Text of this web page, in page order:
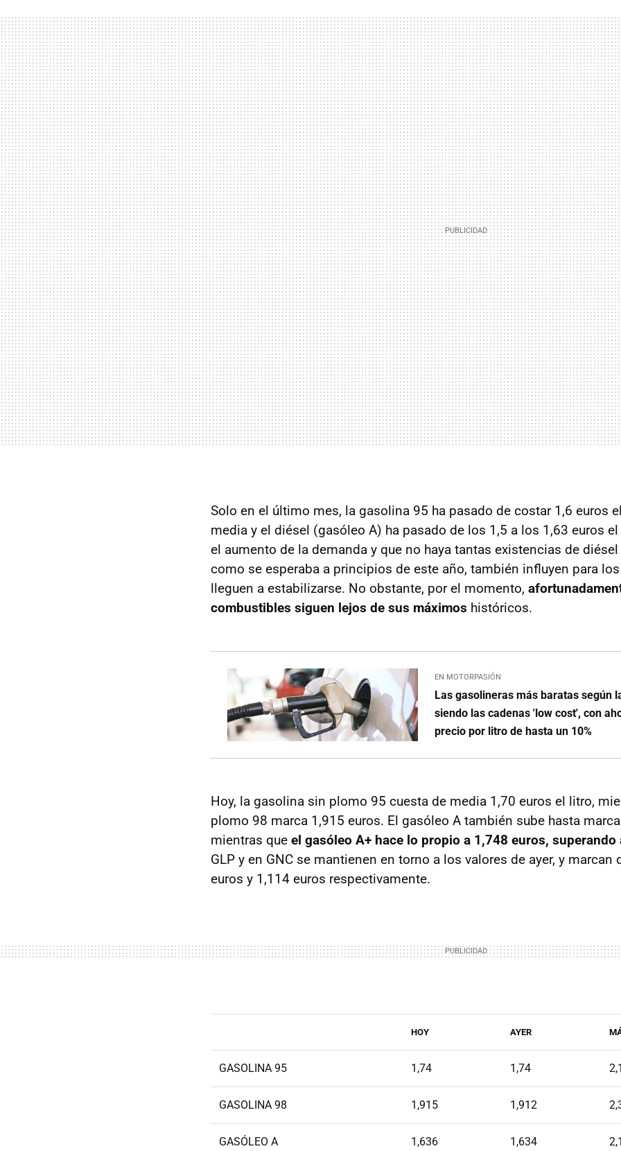
Solo en el último mes, la gasolina 95 ha pasado de costar 1,6 euros
media y el diésel (gasóleo A) ha pasado de los 1,5 a los 1,63 euros
el aumento de la demanda y que no haya tantas existencias de
como se esperaba a principios de este año, también influyen para
lleguen a estabilizarse. No obstante, por el momento,
combustibles siguen lejos de sus máximos históricos.
EN MOTORPASIÓN
Las gasolineras más baratas según
siendo las cadenas 'low cost', con
precio por litro de hasta un 10%
Hoy, la gasolina sin plomo 95 cuesta de media 1,70 euros el litro,
plomo 98 marca 1,915 euros. El gasóleo A también sube hasta
mientras que el gasóleo A+ hace lo propio a 1,748 euros, superando
GLP y en GNC se mantienen en torno a los valores de ayer, y marcan
euros y 1,114 euros respectivamente.
HOY AYER
GASOLINA 95 1,74 1,74
GASOLINA 98 1,915 1,912
GASÓLEO A 1,636 1,634